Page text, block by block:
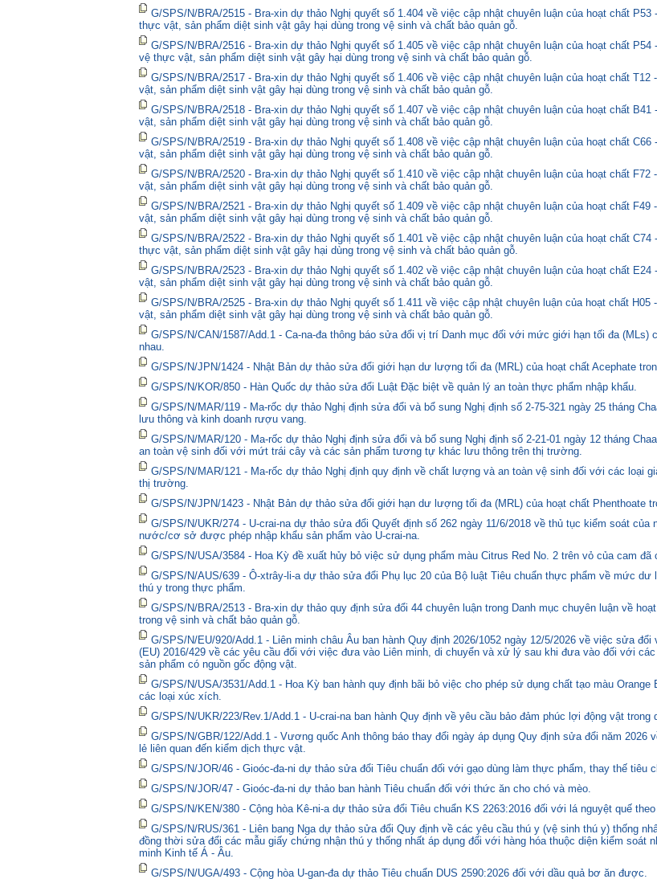
G/SPS/N/BRA/2515 - Bra-xin dự thảo Nghị quyết số 1.404 về việc cập nhật chuyên luận của hoạt chất
thực vật, sản phẩm diệt sinh vật gây hại dùng trong vệ sinh và chất bảo quản gỗ.
G/SPS/N/BRA/2516 - Bra-xin dự thảo Nghị quyết số 1.405 về việc cập nhật chuyên luận của hoạt chất
vệ thực vật, sản phẩm diệt sinh vật gây hại dùng trong vệ sinh và chất bảo quản gỗ.
G/SPS/N/BRA/2517 - Bra-xin dự thảo Nghị quyết số 1.406 về việc cập nhật chuyên luận của hoạt chất
vật, sản phẩm diệt sinh vật gây hại dùng trong vệ sinh và chất bảo quản gỗ.
G/SPS/N/BRA/2518 - Bra-xin dự thảo Nghị quyết số 1.407 về việc cập nhật chuyên luận của hoạt chất
vật, sản phẩm diệt sinh vật gây hại dùng trong vệ sinh và chất bảo quản gỗ.
G/SPS/N/BRA/2519 - Bra-xin dự thảo Nghị quyết số 1.408 về việc cập nhật chuyên luận của hoạt chất
vật, sản phẩm diệt sinh vật gây hại dùng trong vệ sinh và chất bảo quản gỗ.
G/SPS/N/BRA/2520 - Bra-xin dự thảo Nghị quyết số 1.410 về việc cập nhật chuyên luận của hoạt chất
vật, sản phẩm diệt sinh vật gây hại dùng trong vệ sinh và chất bảo quản gỗ.
G/SPS/N/BRA/2521 - Bra-xin dự thảo Nghị quyết số 1.409 về việc cập nhật chuyên luận của hoạt chất
vật, sản phẩm diệt sinh vật gây hại dùng trong vệ sinh và chất bảo quản gỗ.
G/SPS/N/BRA/2522 - Bra-xin dự thảo Nghị quyết số 1.401 về việc cập nhật chuyên luận của hoạt chất
thực vật, sản phẩm diệt sinh vật gây hại dùng trong vệ sinh và chất bảo quản gỗ.
G/SPS/N/BRA/2523 - Bra-xin dự thảo Nghị quyết số 1.402 về việc cập nhật chuyên luận của hoạt chất
vật, sản phẩm diệt sinh vật gây hại dùng trong vệ sinh và chất bảo quản gỗ.
G/SPS/N/BRA/2525 - Bra-xin dự thảo Nghị quyết số 1.411 về việc cập nhật chuyên luận của hoạt chất
vật, sản phẩm diệt sinh vật gây hại dùng trong vệ sinh và chất bảo quản gỗ.
G/SPS/N/CAN/1587/Add.1 - Ca-na-đa thông báo sửa đổi vị trí Danh mục đối với mức giới hạn tối đa (MLs)
nhau.
G/SPS/N/JPN/1424 - Nhật Bản dự thảo sửa đổi giới hạn dư lượng tối đa (MRL) của hoạt chất Acephate
G/SPS/N/KOR/850 - Hàn Quốc dự thảo sửa đổi Luật Đặc biệt về quản lý an toàn thực phẩm nhập khẩu.
G/SPS/N/MAR/119 - Ma-rốc dự thảo Nghị định sửa đổi và bổ sung Nghị định số 2-75-321 ngày 25 tháng
lưu thông và kinh doanh rượu vang.
G/SPS/N/MAR/120 - Ma-rốc dự thảo Nghị định sửa đổi và bổ sung Nghị định số 2-21-01 ngày 12 tháng
an toàn vệ sinh đối với mứt trái cây và các sản phẩm tương tự khác lưu thông trên thị trường.
G/SPS/N/MAR/121 - Ma-rốc dự thảo Nghị định quy định về chất lượng và an toàn vệ sinh đối với các loại
thị trường.
G/SPS/N/JPN/1423 - Nhật Bản dự thảo sửa đổi giới hạn dư lượng tối đa (MRL) của hoạt chất Phenthoate
G/SPS/N/UKR/274 - U-crai-na dự thảo sửa đổi Quyết định số 262 ngày 11/6/2018 về thủ tục kiểm soát
nước/cơ sở được phép nhập khẩu sản phẩm vào U-crai-na.
G/SPS/N/USA/3584 - Hoa Kỳ đề xuất hủy bỏ việc sử dụng phẩm màu Citrus Red No. 2 trên vỏ của cam
G/SPS/N/AUS/639 - Ô-xtrây-li-a dự thảo sửa đổi Phụ lục 20 của Bộ luật Tiêu chuẩn thực phẩm về mức
thú y trong thực phẩm.
G/SPS/N/BRA/2513 - Bra-xin dự thảo quy định sửa đổi 44 chuyên luận trong Danh mục chuyên luận về
trong vệ sinh và chất bảo quản gỗ.
G/SPS/N/EU/920/Add.1 - Liên minh châu Âu ban hành Quy định 2026/1052 ngày 12/5/2026 về việc sửa
(EU) 2016/429 về các yêu cầu đối với việc đưa vào Liên minh, di chuyển và xử lý sau khi đưa vào đối với
sản phẩm có nguồn gốc động vật.
G/SPS/N/USA/3531/Add.1 - Hoa Kỳ ban hành quy định bãi bỏ việc cho phép sử dụng chất tạo màu
các loại xúc xích.
G/SPS/N/UKR/223/Rev.1/Add.1 - U-crai-na ban hành Quy định về yêu cầu bảo đảm phúc lợi động vật
G/SPS/N/GBR/122/Add.1 - Vương quốc Anh thông báo thay đổi ngày áp dụng Quy định sửa đổi năm
lẻ liên quan đến kiểm dịch thực vật.
G/SPS/N/JOR/46 - Gioóc-đa-ni dự thảo sửa đổi Tiêu chuẩn đối với gạo dùng làm thực phẩm, thay thế tiêu
G/SPS/N/JOR/47 - Gioóc-đa-ni dự thảo ban hành Tiêu chuẩn đối với thức ăn cho chó và mèo.
G/SPS/N/KEN/380 - Cộng hòa Kê-ni-a dự thảo sửa đổi Tiêu chuẩn KS 2263:2016 đối với lá nguyệt quế
G/SPS/N/RUS/361 - Liên bang Nga dự thảo sửa đổi Quy định về các yêu cầu thú y (vệ sinh thú y) thống
đồng thời sửa đổi các mẫu giấy chứng nhận thú y thống nhất áp dụng đối với hàng hóa thuộc diện kiểm soát
minh Kinh tế Á - Âu.
G/SPS/N/UGA/493 - Cộng hòa U-gan-đa dự thảo Tiêu chuẩn DUS 2590:2026 đối với dầu quả bơ ăn được.